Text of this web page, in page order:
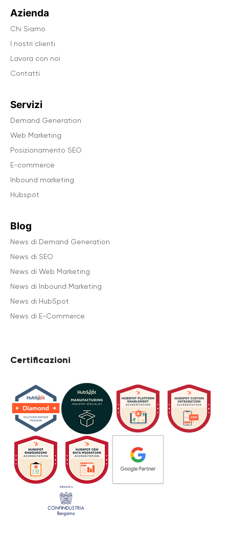
Azienda
Chi Siamo
I nostri clienti
Lavora con noi
Contatti
Servizi
Demand Generation
Web Marketing
Posizionamento SEO
E-commerce
Inbound marketing
Hubspot
Blog
News di Demand Generation
News di SEO
News di Web Marketing
News di Inbound Marketing
News di HubSpot
News di E-Commerce
Certificazioni